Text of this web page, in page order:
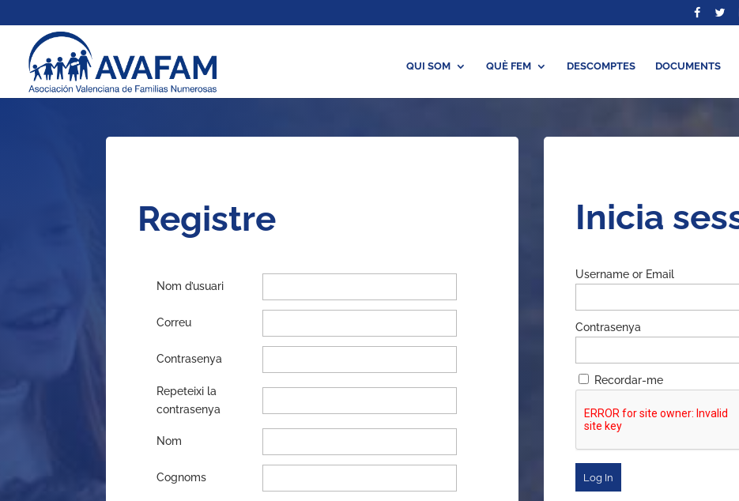
QUI SOM QUÈ FEM DESCOMPTES DOCUMENTS
Registre
Nom d’usuari
Correu
Contrasenya
Repeteixi la
contrasenya
Nom
Cognoms
Inicia
Username or Email
Contrasenya
Recordar-me